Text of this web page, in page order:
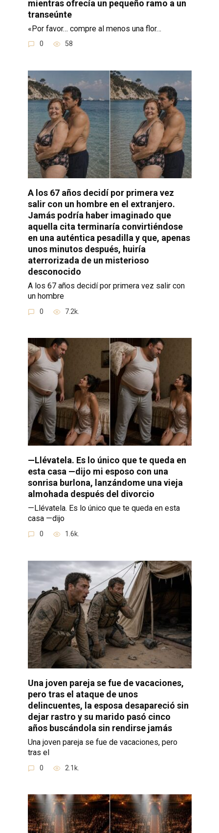
mientras ofrecía un pequeño ramo a un
transeúnte
«Por favor… compre al menos una flor…
0 58
A los 67 años decidí por primera vez
salir con un hombre en el extranjero.
Jamás podría haber imaginado que
aquella cita terminaría convirtiéndose
en una auténtica pesadilla y que, apenas
unos minutos después, huiría
aterrorizada de un misterioso
desconocido
A los 67 años decidí por primera vez salir con
un hombre
0 7.2k.
—Llévatela. Es lo único que te queda en
esta casa —dijo mi esposo con una
sonrisa burlona, lanzándome una vieja
almohada después del divorcio
—Llévatela. Es lo único que te queda en esta
casa —dijo
0 1.6k.
Una joven pareja se fue de vacaciones,
pero tras el ataque de unos
delincuentes, la esposa desapareció sin
dejar rastro y su marido pasó cinco
años buscándola sin rendirse jamás
Una joven pareja se fue de vacaciones, pero
tras el
0 2.1k.